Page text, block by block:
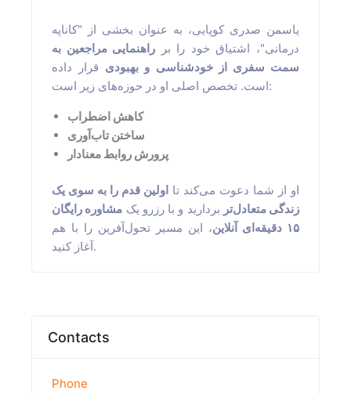
یاسمن صدری کوپایی، به عنوان بخشی از "کاناپه
درمانی"، اشتیاق خود را بر راهنمایی مراجعین به
سمت سفری از خودشناسی و بهبودی قرار داده
است. تخصص اصلی او در حوزه‌های زیر است:
کاهش اضطراب
ساختن تاب‌آوری
پرورش روابط معنادار
او از شما دعوت می‌کند تا اولین قدم را به سوی یک
زندگی متعادل‌تر بردارید و با رزرو یک مشاوره رایگان
۱۵ دقیقه‌ای آنلاین
، این مسیر تحول‌آفرین را با هم
آغاز کنید.
Contacts
Phone